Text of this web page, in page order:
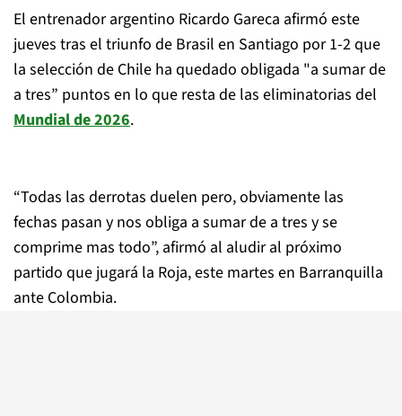
El entrenador argentino Ricardo Gareca afirmó este
jueves tras el triunfo de Brasil en Santiago por 1-2 que
la selección de Chile ha quedado obligada "a sumar de
a tres” puntos en lo que resta de las eliminatorias del
Mundial de 2026.
“Todas las derrotas duelen pero, obviamente las
fechas pasan y nos obliga a sumar de a tres y se
comprime mas todo”, afirmó al aludir al próximo
partido que jugará la Roja, este martes en Barranquilla
ante Colombia.